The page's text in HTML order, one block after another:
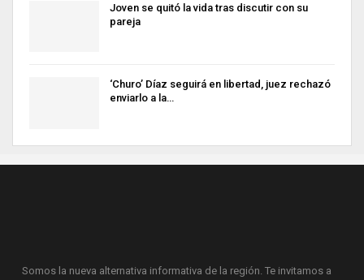
Joven se quitó la vida tras discutir con su
pareja
‘Churo’ Díaz seguirá en libertad, juez rechazó
enviarlo a la…
Somos la nueva alternativa informativa de la región. Te invitamos a